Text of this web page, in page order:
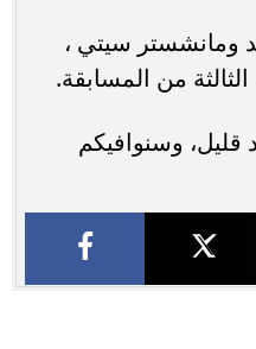
ومانشستر سيتي ،
من المسابقة.
قليل، وسنوافيكم